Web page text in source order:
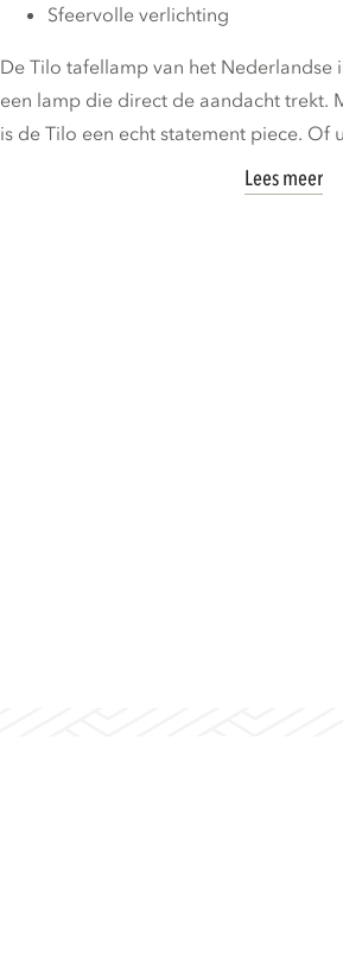
Sfeervolle verlichting
De Tilo tafellamp van het
een lamp die direct de aandacht trekt.
is de Tilo een echt statement piece. Of
Lees meer